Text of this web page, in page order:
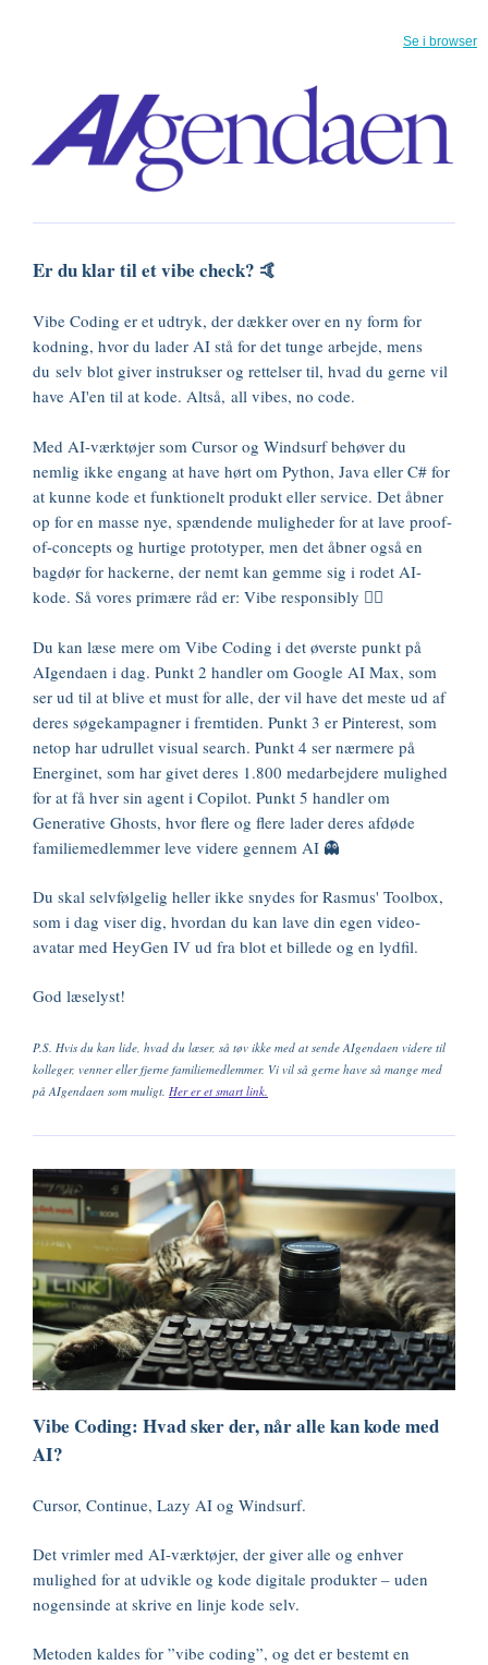
Se i browser
Er du klar til et vibe check? 🤙
Vibe Coding er et udtryk, der dækker over en ny form for
kodning, hvor du lader AI stå for det tunge arbejde, mens
du selv blot giver instrukser og rettelser til, hvad du gerne vil
have AI'en til at kode. Altså, all vibes, no code.
Med AI-værktøjer som Cursor og Windsurf behøver du
nemlig ikke engang at have hørt om Python, Java eller C# for
at kunne kode et funktionelt produkt eller service. Det åbner
op for en masse nye, spændende muligheder for at lave proof-
of-concepts og hurtige prototyper, men det åbner også en
bagdør for hackerne, der nemt kan gemme sig i rodet AI-
kode. Så vores primære råd er: Vibe responsibly 🏄‍♀️
Du kan læse mere om Vibe Coding i det øverste punkt på
AIgendaen i dag. Punkt 2 handler om Google AI Max, som
ser ud til at blive et must for alle, der vil have det meste ud af
deres søgekampagner i fremtiden. Punkt 3 er Pinterest, som
netop har udrullet visual search. Punkt 4 ser nærmere på
Energinet, som har givet deres 1.800 medarbejdere mulighed
for at få hver sin agent i Copilot. Punkt 5 handler om
Generative Ghosts, hvor flere og flere lader deres afdøde
familiemedlemmer leve videre gennem AI 👻
Du skal selvfølgelig heller ikke snydes for Rasmus' Toolbox,
som i dag viser dig, hvordan du kan lave din egen video-
avatar med HeyGen IV ud fra blot et billede og en lydfil.
God læselyst!
P.S. Hvis du kan lide, hvad du læser, så tøv ikke med at sende AIgendaen videre til
kolleger, venner eller fjerne familiemedlemmer. Vi vil så gerne have så mange med
på AIgendaen som muligt. Her er et smart link.
Vibe Coding: Hvad sker der, når alle kan kode med
AI?
Cursor, Continue, Lazy AI og Windsurf.
Det vrimler med AI-værktøjer, der giver alle og enhver
mulighed for at udvikle og kode digitale produkter – uden
nogensinde at skrive en linje kode selv.
Metoden kaldes for ”vibe coding”, og det er bestemt en